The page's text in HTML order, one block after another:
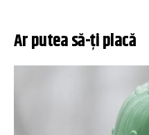
Ar putea să-ți placă